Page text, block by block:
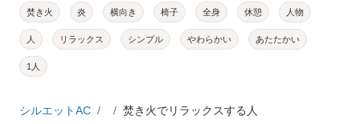
焚き火 炎 横向き 椅子 全身 休憩 人物
人 リラックス シンプル やわらかい あたたかい
1人
シルエットAC 焚き火でリラックスする人